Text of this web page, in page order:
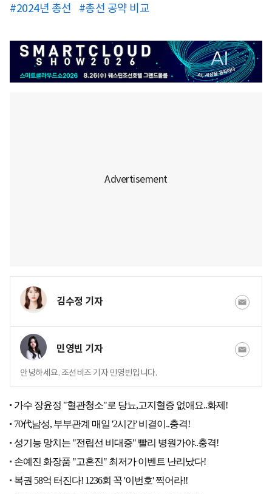
#2024년 총선 #총선 공약 비교
김수정 기자
민영빈 기자
안녕하세요. 조선비즈 기자 민영빈입니다.